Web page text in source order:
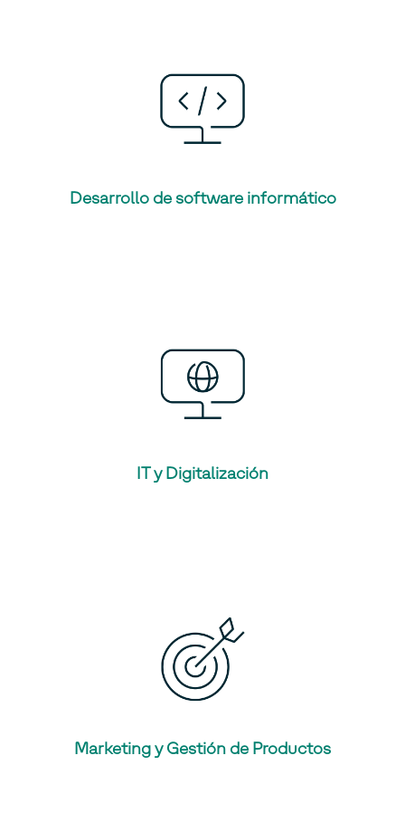
Desarrollo de software informático
IT y Digitalización
Marketing y Gestión de Productos